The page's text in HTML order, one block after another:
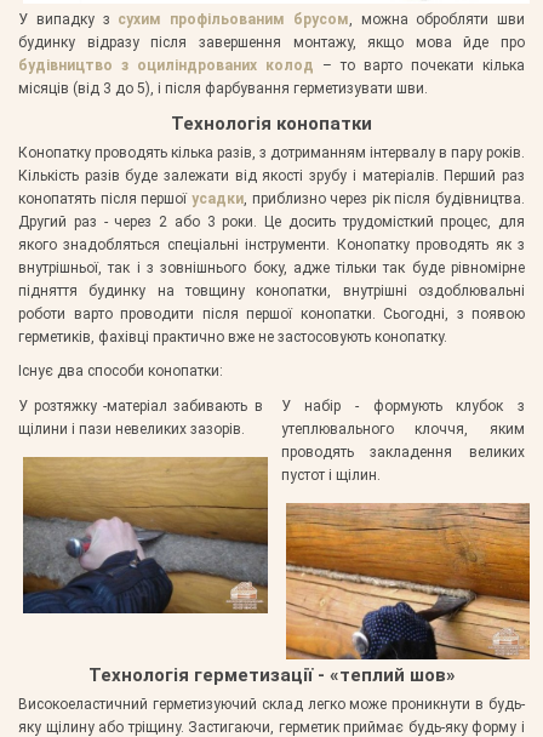
У випадку з сухим профільованим брусом, можна обробляти шви
будинку відразу після завершення монтажу, якщо мова йде про
будівництво з оциліндрованих колод – то варто почекати кілька
місяців (від 3 до 5), і після фарбування герметизувати шви.
Технологія конопатки
Конопатку проводять кілька разів, з дотриманням інтервалу в пару років.
Кількість разів буде залежати від якості зрубу і матеріалів. Перший раз
конопатять після першої усадки, приблизно через рік після будівництва.
Другий раз - через 2 або 3 роки. Це досить трудомісткий процес, для
якого знадобляться спеціальні інструменти. Конопатку проводять як з
внутрішньої, так і з зовнішнього боку, адже тільки так буде рівномірне
підняття будинку на товщину конопатки, внутрішні оздоблювальні
роботи варто проводити після першої конопатки. Сьогодні, з появою
герметиків, фахівці практично вже не застосовують конопатку.
Існує два способи конопатки:
У розтяжку -матеріал забивають в
щілини і пази невеликих зазорів.
У набір - формують клубок з
утеплювального клоччя, яким
проводять закладення великих
пустот і щілин.
Технологія герметизації - «теплий шов»
Високоеластичний герметизуючий склад легко може проникнути в будь-
яку щілину або тріщину. Застигаючи, герметик приймає будь-яку форму і